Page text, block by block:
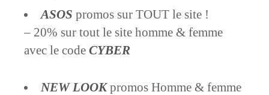
ASOS promos sur TOUT le site !
– 20% sur tout le site homme & femme
avec le codeCYBER
NEW LOOKpromos Homme & femme